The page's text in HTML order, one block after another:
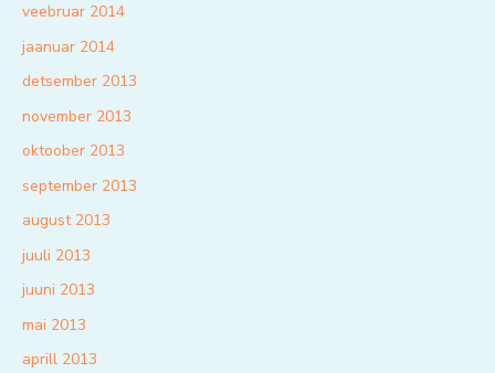
veebruar 2014
jaanuar 2014
detsember 2013
november 2013
oktoober 2013
september 2013
august 2013
juuli 2013
juuni 2013
mai 2013
aprill 2013